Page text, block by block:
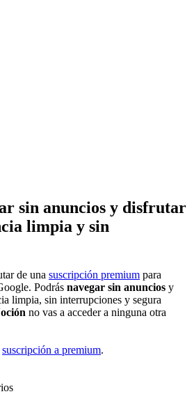
sin anuncios y disfrutar
limpia y sin
de una suscripción premium para
Podrás navegar sin anuncios y
limpia, sin interrupciones y segura
no vas a acceder a ninguna otra
suscripción a premium.